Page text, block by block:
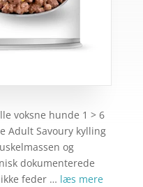
voksne hunde 1 > 6
Adult Savoury kylling
og
dokumenterede
feder … læs mere